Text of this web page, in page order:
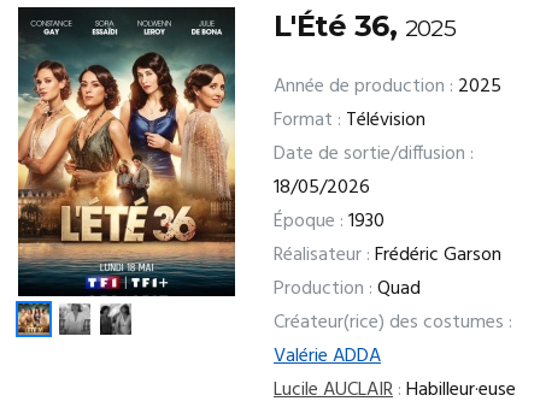
L'Été 36, 2025
Année de production : 2025
Format : Télévision
Date de sortie/diffusion :
18/05/2026
Époque :1930
Réalisateur :Frédéric Garson
Production :Quad
Créateur(rice) des costumes :
Valérie ADDA
Lucile AUCLAIR:Habilleur·euse